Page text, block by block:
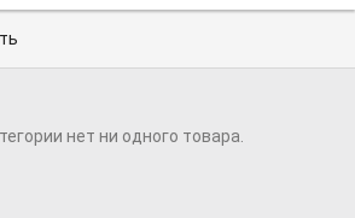
нет ни одного товара.